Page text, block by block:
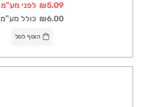
₪5.09 לפני מע"מ
₪6.00 כולל מע"מ
הוסף לסל